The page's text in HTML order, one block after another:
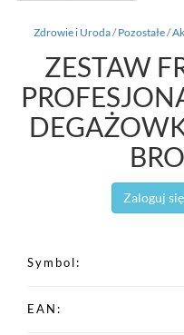
Zdrowie i Uroda/Pozostałe/
ZESTAW
Zaloguj
Symbol
EAN